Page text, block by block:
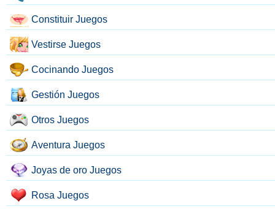
Constituir Juegos
Vestirse Juegos
Cocinando Juegos
Gestión Juegos
Otros Juegos
Aventura Juegos
Joyas de oro Juegos
Rosa Juegos